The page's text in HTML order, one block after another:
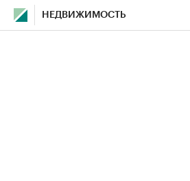
НЕДВИЖИМОСТЬ